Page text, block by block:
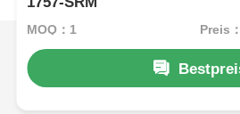
MOQ：1 Preis